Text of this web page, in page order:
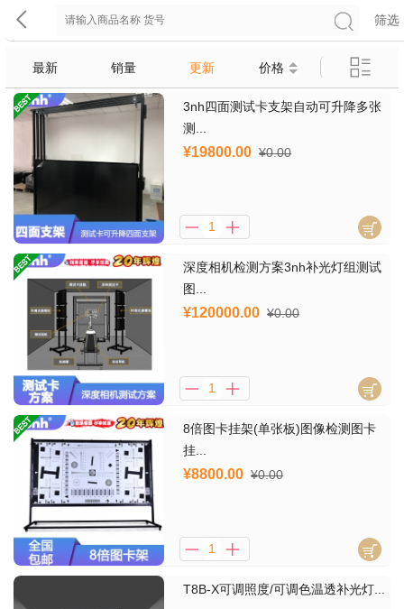
筛选
最新 销量 更新 价格
3nh四面测试卡支架自动可升降多张
测...
¥19800.00 ¥0.00
深度相机检测方案3nh补光灯组测试
图...
¥120000.00 ¥0.00
8倍图卡挂架(单张板)图像检测图卡
挂...
¥8800.00 ¥0.00
T8B-X可调照度/可调色温透补光灯...